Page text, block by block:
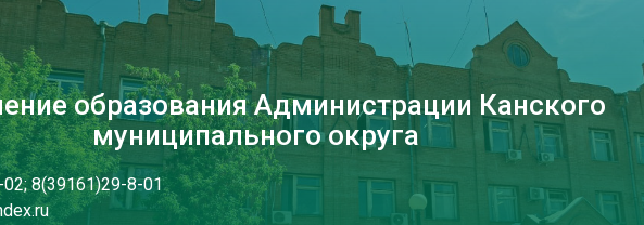
образования Администрации Канского
муниципального округа
8(39161)29-8-01